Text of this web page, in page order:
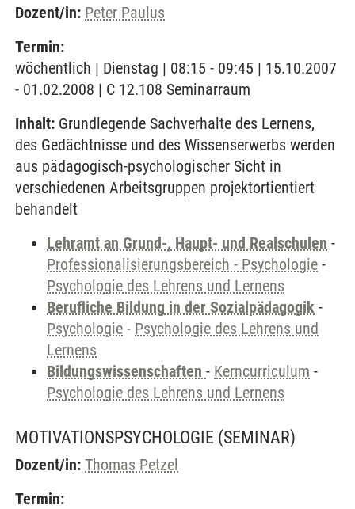
Dozent/in: Peter Paulus
Termin:
wöchentlich | Dienstag | 08:15 - 09:45 | 15.10.2007
- 01.02.2008 | C 12.108 Seminarraum
Inhalt: Grundlegende Sachverhalte des Lernens,
des Gedächtnisse und des Wissenserwerbs werden
aus pädagogisch-psychologischer Sicht in
verschiedenen Arbeitsgruppen projektortientiert
behandelt
Lehramt an Grund-, Haupt- und Realschulen -
Professionalisierungsbereich - Psychologie -
Psychologie des Lehrens und Lernens
Berufliche Bildung in der Sozialpädagogik -
Psychologie - Psychologie des Lehrens und
Lernens
Bildungswissenschaften - Kerncurriculum -
Psychologie des Lehrens und Lernens
MOTIVATIONSPSYCHOLOGIE (SEMINAR)
Dozent/in: Thomas Petzel
Termin: